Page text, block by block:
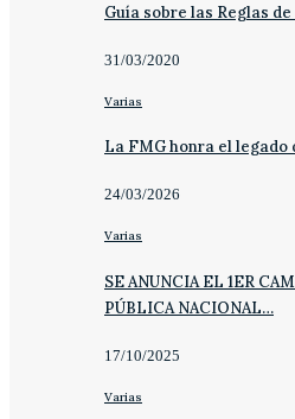
Guía sobre las Reglas
31/03/2020
Varias
La FMG honra el legado
24/03/2026
Varias
SE ANUNCIA EL 1ER
PÚBLICA NACIONAL…
17/10/2025
Varias